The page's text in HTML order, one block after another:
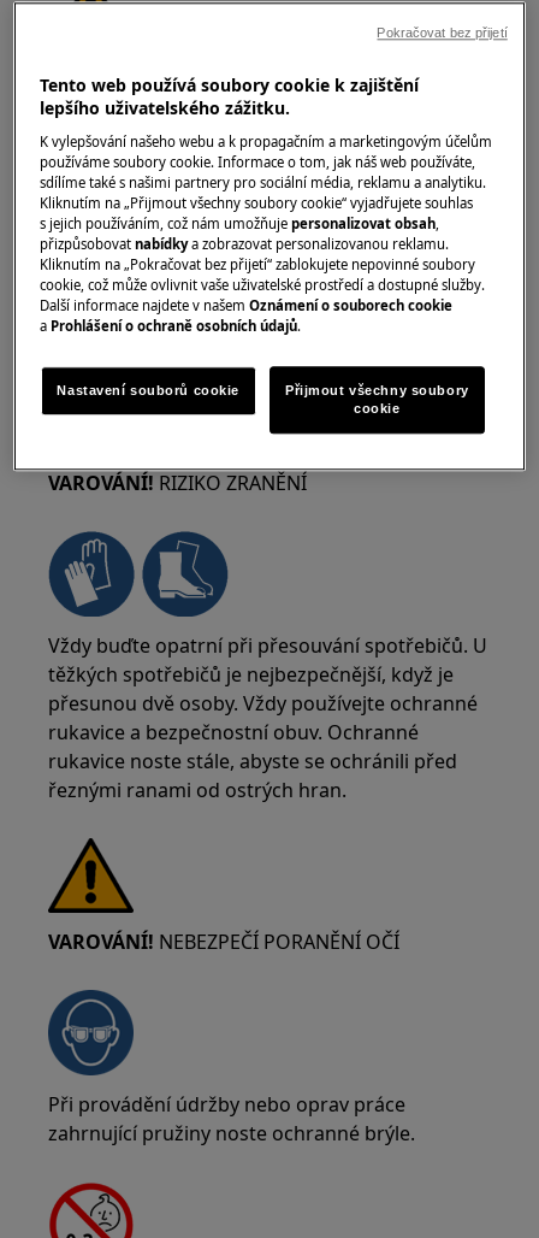
VAROVÁNÍ!NEBEZPEČÍ ELEKTRICKÉHO ÚDERU
Před jakoukoliv opravou nebo údržbou vypněte
spotřebič a odpojte síťovou zástrčku ze zásuvky.
VAROVÁNÍ! RIZIKO ZRANĚNÍ
Vždy buďte opatrní při přesouvání spotřebičů. U
těžkých spotřebičů je nejbezpečnější, když je
přesunou dvě osoby. Vždy používejte ochranné
rukavice a bezpečnostní obuv. Ochranné
rukavice noste stále, abyste se ochránili před
řeznými ranami od ostrých hran.
VAROVÁNÍ! NEBEZPEČÍ PORANĚNÍ OČÍ
Při provádění údržby nebo oprav práce
zahrnující pružiny noste ochranné brýle.
Tento web používá soubory cookie k zajištění
lepšího uživatelského zážitku.
K vylepšování našeho webu a k propagačním a marketingovým účelům
používáme soubory cookie. Informace o tom, jak náš web používáte,
sdílíme také s našimi partnery pro sociální média, reklamu a analytiku.
Kliknutím na „Přijmout všechny soubory cookie“ vyjadřujete souhlas
s jejich používáním, což nám umožňujepersonalizovat obsah
přizpůsobovatnabídkya zobrazovat personalizovanou reklamu.
Kliknutím na „Pokračovat bez přijetí“ zablokujete nepovinné soubory
cookie, což může ovlivnit vaše uživatelské prostředí a dostupné služby.
Další informace najdete v našemOznámení o souborech cookie
a Prohlášení o ochraně osobních údajů.
Nastavení souborů cookie
Přijmout všechny soubory
cookie
Pokračovat bez přijetí